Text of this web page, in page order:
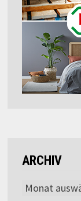
ARCHIV
Archiv